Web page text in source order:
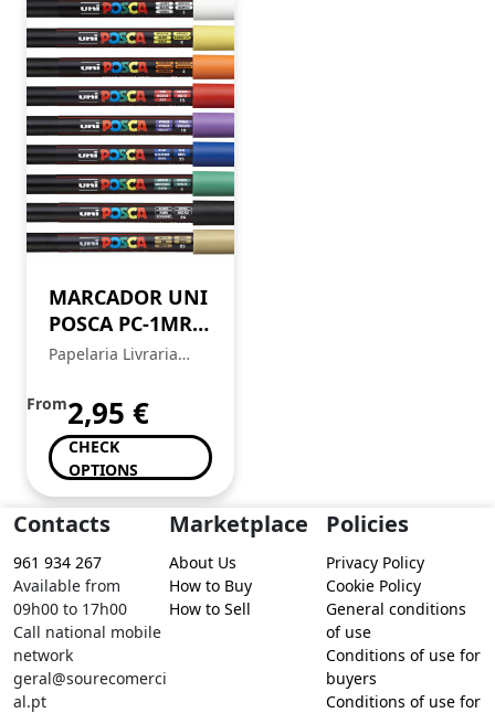
MARCADOR UNI
POSCA PC-1MR
EXTRA FINO
Papelaria Livraria
From2,95 €
CHECK
OPTIONS
Contacts
961 934 267
Available from
09h00 to 17h00
Call national mobile
network
geral@sourecomerci
al.pt
Marketplace
About Us
How to Buy
How to Sell
Policies
Privacy Policy
Cookie Policy
General conditions
of use
Conditions of use for
buyers
Conditions of use for